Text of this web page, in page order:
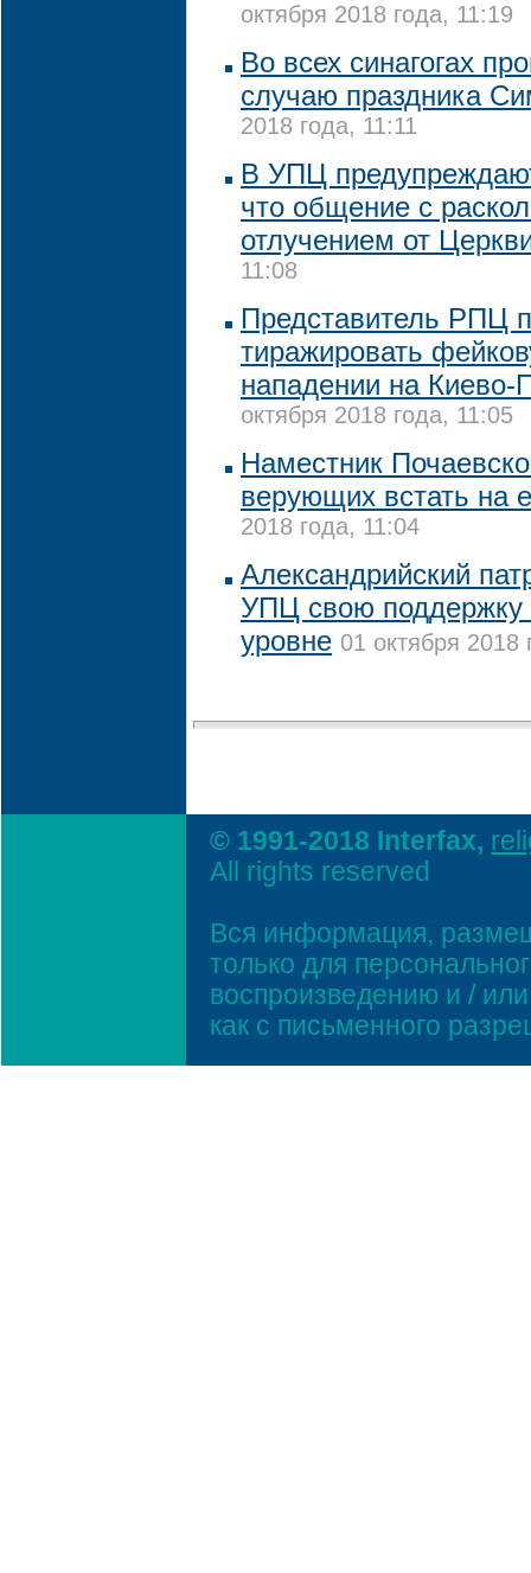
октября 2018 года, 11:19
Во всех синагогах
случаю праздника
2018 года, 11:11
В УПЦ
что общение с
отлучением от
11:08
Представитель РПЦ
тиражировать
нападении на Киево-
октября 2018 года, 11:05
Наместник
верующих встать на
2018 года, 11:04
Александрийский
УПЦ свою
уровне 01 октября 2018
© 1991-2018 Interfax,
All rights reserved
Вся информация,
только для
воспроизведению и /
как с письменного